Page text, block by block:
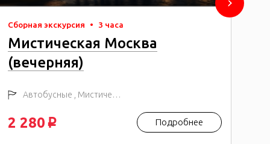
Сборная экскурсия • 3 часа
Мистическая Москва
(вечерняя)
Автобусные , Мистические
2 280 p Подробнее